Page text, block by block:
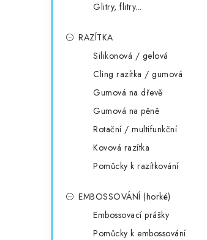
Glitry, flitry...
RAZÍTKA
Silikonová / gelová
Cling razítka / gumová
Gumová na dřevě
Gumová na pěně
Rotační / multifunkční
Kovová razítka
Pomůcky k razítkování
EMBOSSOVÁNÍ (horké)
Embossovací prášky
Pomůcky k embossování